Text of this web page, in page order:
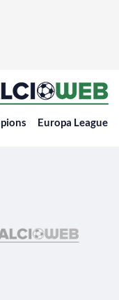
Europa League